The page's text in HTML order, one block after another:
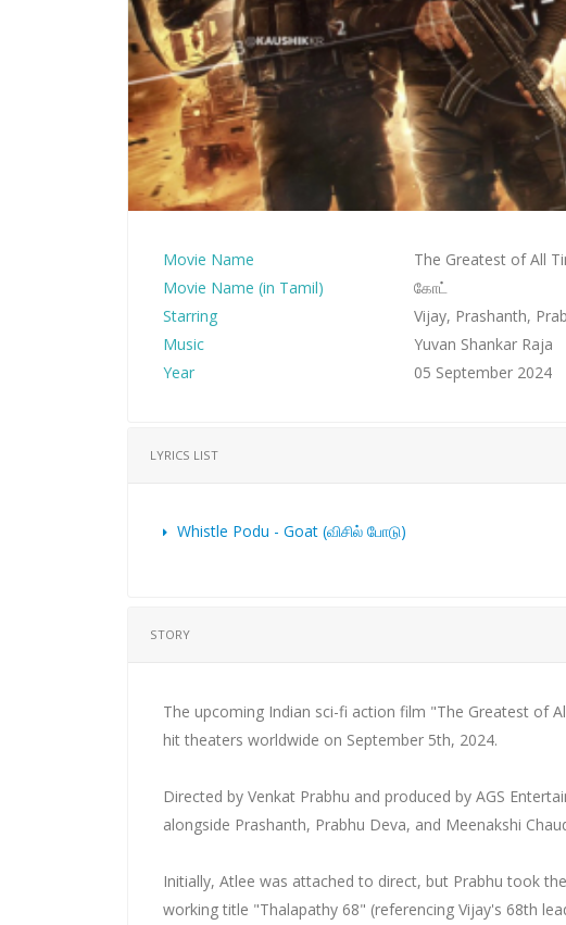
Movie Name
The Greatest of All
Movie Name (in Tamil)
கோட்
Starring
Vijay, Prashanth,
Music
Yuvan Shankar Raja
Year
05 September 2024
LYRICS LIST
Whistle Podu - Goat (விசில் போடு)
STORY
The upcoming Indian sci-fi action film "The Greatest of
hit theaters worldwide on September 5th, 2024.
Directed by Venkat Prabhu and produced by AGS
alongside Prashanth, Prabhu Deva, and Meenakshi
Initially, Atlee was attached to direct, but Prabhu took
working title "Thalapathy 68" (referencing Vijay's 68th